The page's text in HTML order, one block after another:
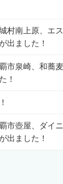
村南上原、エス
出ました！
市泉崎、和蕎麦
！
市壺屋、ダイニ
出ました！